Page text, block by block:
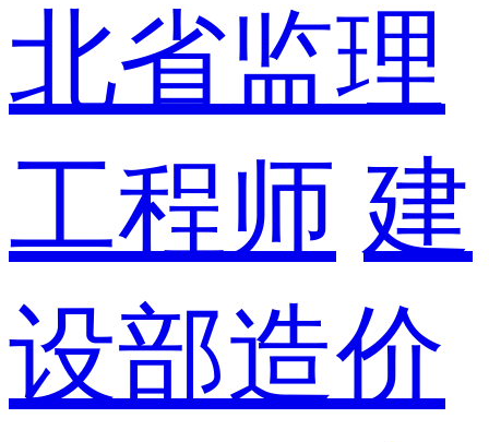
北省监理
工程师 建
设部造价